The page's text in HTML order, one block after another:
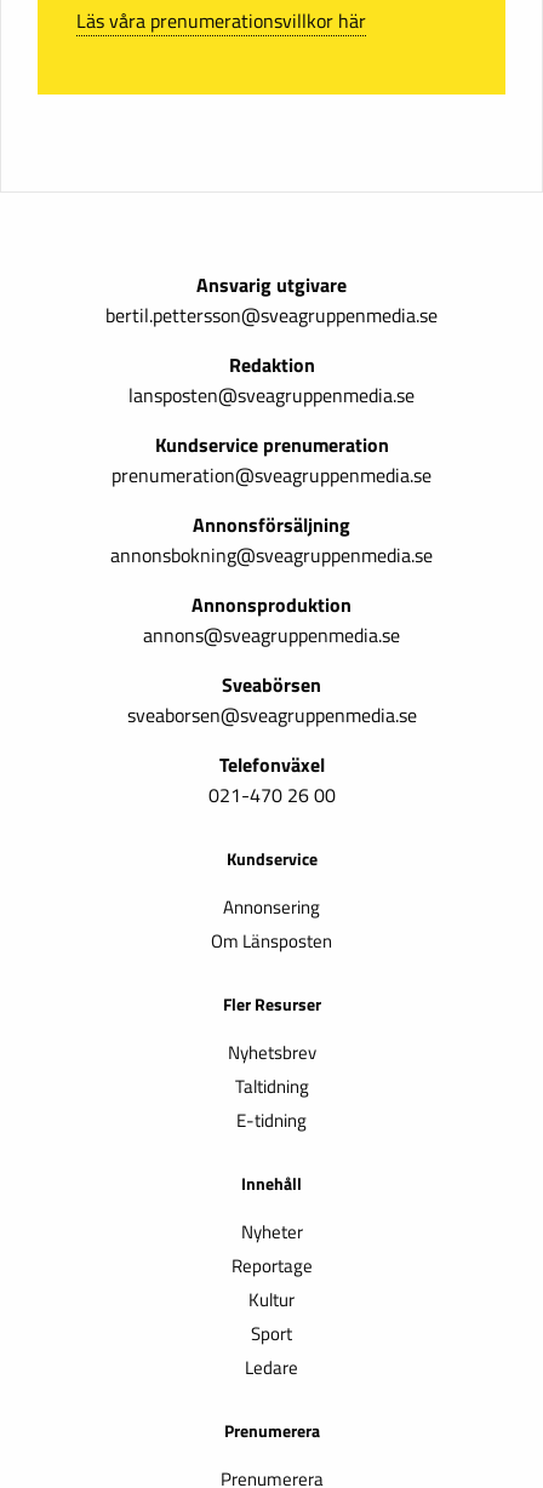
Läs våra prenumerationsvillkor här
Ansvarig utgivare
bertil.pettersson@sveagruppenmedia.se
Redaktion
lansposten@sveagruppenmedia.se
Kundservice prenumeration
prenumeration@sveagruppenmedia.se
Annonsförsäljning
annonsbokning@sveagruppenmedia.se
Annonsproduktion
annons@sveagruppenmedia.se
Sveabörsen
sveaborsen@sveagruppenmedia.se
Telefonväxel
021-470 26 00
Kundservice
Annonsering
Om Länsposten
Fler Resurser
Nyhetsbrev
Taltidning
E-tidning
Innehåll
Nyheter
Reportage
Kultur
Sport
Ledare
Prenumerera
Prenumerera